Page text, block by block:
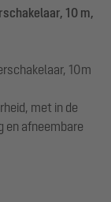
10 m,
10m
met in de
en afneembare